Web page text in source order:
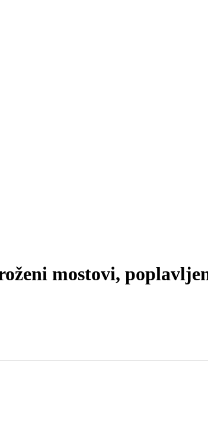
mostovi,